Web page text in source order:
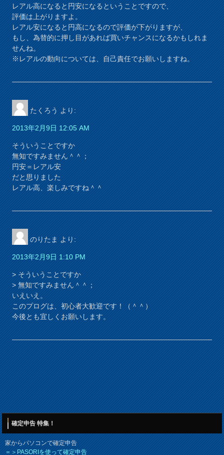
レアル高になると円安になるということですので、
評価は上がりますよ。
レアル安になると円高になるので評価が下がりますが、
もし、為替的に押し目があれば買いチャンスになるかもしれま
せんね。
※レアルの動向については、自己責任でお願いしますね。
たくろう より:
2013年2月9日 12:05 AM
そういうことですか
無知ですみません＾＾；
円安＝レアル安
だと思りました
レアル高、楽しみですね＾＾
のりたま より:
2013年2月9日 1:10 PM
> そういうことですか
> 無知ですみません＾＾；
いえいえ。
このプログは、初心者大歓迎です！（＾＾）
今後とも宜しくお願いします。
確定申告 特集！
家からパソコンで確定申告
＝＞PASORIを使って確定申告